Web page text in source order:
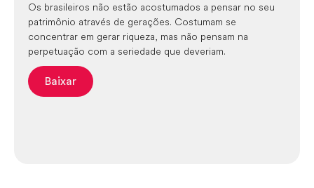
Os brasileiros não estão acostumados a pensar no seu
patrimônio através de gerações. Costumam se
concentrar em gerar riqueza, mas não pensam na
perpetuação com a seriedade que deveriam.
Baixar